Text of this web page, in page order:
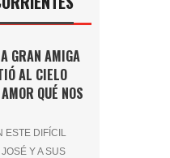
GRAN AMIGA
AL CIELO
QUÉ NOS
DIFÍCIL
Y A SUS